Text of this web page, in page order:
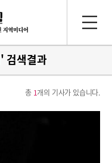
' 검색결과
총 1개의 기사가 있습니다.